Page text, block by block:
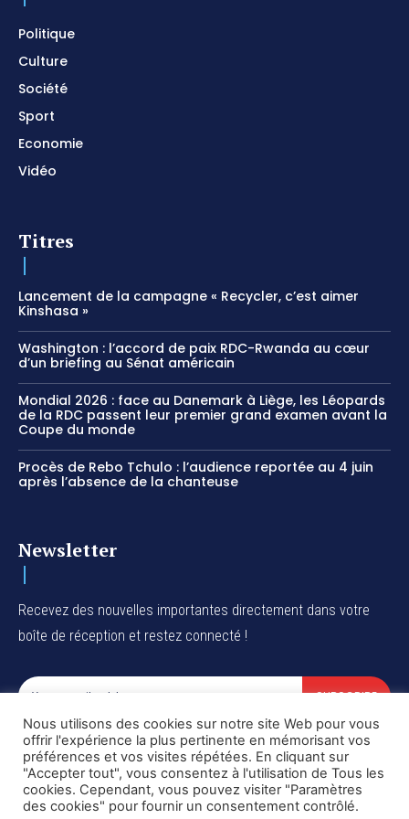
Politique
Culture
Société
Sport
Economie
Vidéo
Titres
Lancement de la campagne « Recycler, c’est aimer
Kinshasa »
Washington : l’accord de paix RDC-Rwanda au cœur
d’un briefing au Sénat américain
Mondial 2026 : face au Danemark à Liège, les Léopards
de la RDC passent leur premier grand examen avant la
Coupe du monde
Procès de Rebo Tchulo : l’audience reportée au 4 juin
après l’absence de la chanteuse
Newsletter
Recevez des nouvelles importantes directement dans votre
boîte de réception et restez connecté !
SUBSCRIBE
I've read and accept thePrivacy Policy.
Nous utilisons des cookies sur notre site Web pour vous
offrir l'expérience la plus pertinente en mémorisant vos
préférences et vos visites répétées. En cliquant sur
"Accepter tout", vous consentez à l'utilisation de Tous les
cookies. Cependant, vous pouvez visiter "Paramètres
des cookies" pour fournir un consentement contrôlé.